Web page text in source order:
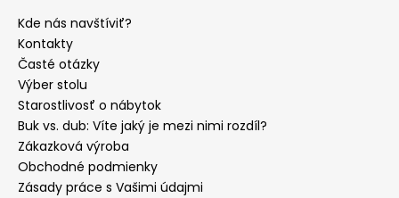
Kde nás navštíviť?
Kontakty
Časté otázky
Výber stolu
Starostlivosť o nábytok
Buk vs. dub: Víte jaký je mezi nimi rozdíl?
Zákazková výroba
Obchodné podmienky
Zásady práce s Vašimi údajmi